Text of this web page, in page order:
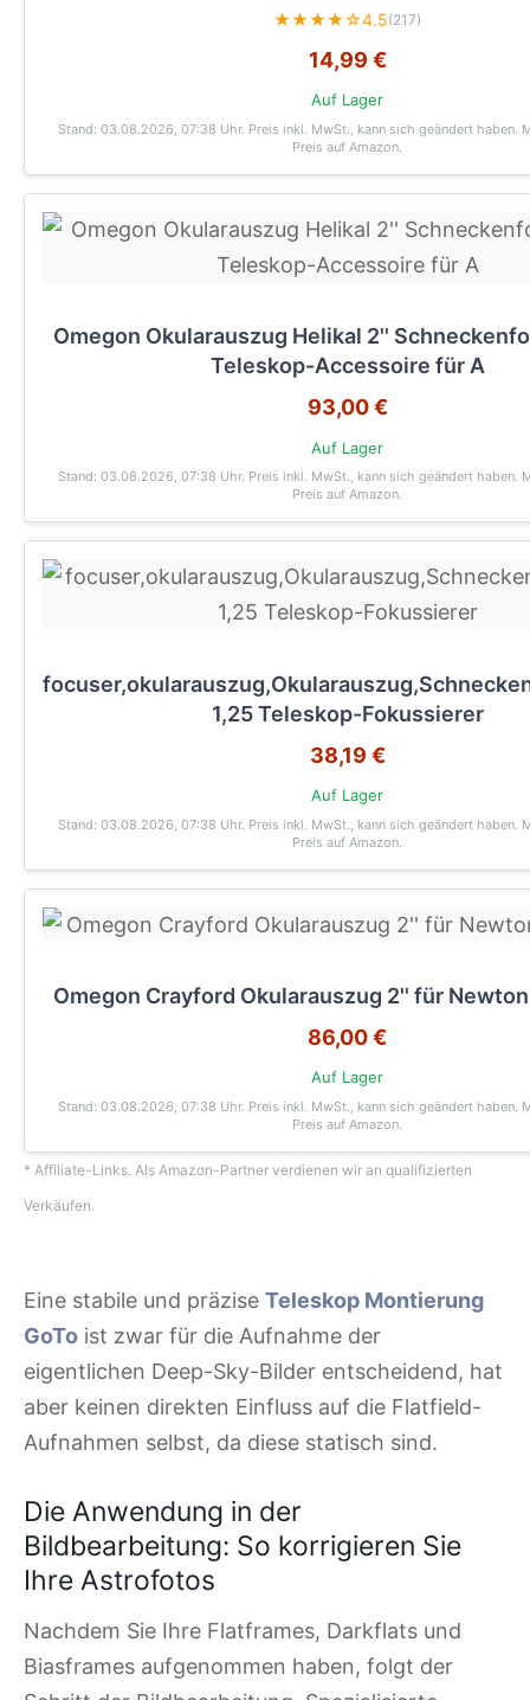
★★★★☆4.5(217)
14,99 €
Auf Lager
Stand: 03.08.2026, 07:38 Uhr. Preis inkl. MwSt., kann sich geändert haben.
Preis auf Amazon.
Omegon Okularauszug Helikal 2''
Teleskop-Accessoire für A
93,00 €
Auf Lager
Stand: 03.08.2026, 07:38 Uhr. Preis inkl. MwSt., kann sich geändert haben.
Preis auf Amazon.
1,25 Teleskop-Fokussierer
38,19 €
Auf Lager
Stand: 03.08.2026, 07:38 Uhr. Preis inkl. MwSt., kann sich geändert haben.
Preis auf Amazon.
Omegon Crayford Okularauszug 2'' für
86,00 €
Auf Lager
Stand: 03.08.2026, 07:38 Uhr. Preis inkl. MwSt., kann sich geändert haben.
Preis auf Amazon.
* Affiliate-Links. Als Amazon-Partner verdienen wir an qualifizierten
Verkäufen.
Eine stabile und präzise Teleskop Montierung
GoTo ist zwar für die Aufnahme der
eigentlichen Deep-Sky-Bilder entscheidend, hat
aber keinen direkten Einfluss auf die Flatfield-
Aufnahmen selbst, da diese statisch sind.
Die Anwendung in der
Bildbearbeitung: So korrigieren Sie
Ihre Astrofotos
Nachdem Sie Ihre Flatframes, Darkflats und
Biasframes aufgenommen haben, folgt der